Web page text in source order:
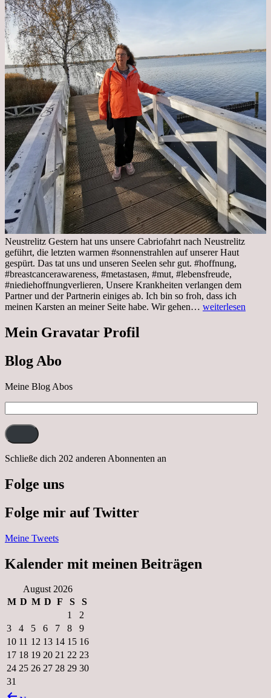
Neustrelitz Gestern hat uns unsere Cabriofahrt nach Neustrelitz
geführt, die letzten warmen #sonnenstrahlen auf unserer Haut
gespürt. Das tat uns und unseren Seelen sehr gut. #hoffnung,
#breastcancerawareness, #metastasen, #mut, #lebensfreude,
#niediehoffnungverlieren, Unsere Krankheiten verlangen dem
Partner und der Partnerin einiges ab. Ich bin so froh, dass ich
meinen Karsten an meiner Seite habe. Wir gehen… Sonnabend,
weiterlesen
Mein Gravatar Profil
Blog Abo
Meine Blog Abos
Mail-
Adresse:
Schließe dich 202 anderen Abonnenten an
Folge uns
Folge mir auf Twitter
Meine Tweets
Kalender mit meinen Beiträgen
August 2026
M D M D F S
S
1
2
3
4 5 6 7 8
9
10 11 12 13 14 15 16
17 18 19 20 21 22 23
24 25 26 27 28 29 30
31